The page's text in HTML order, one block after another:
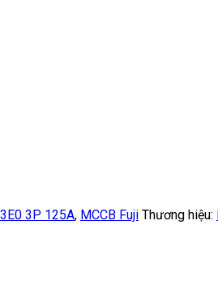
3P 125A, MCCB Fuji Thương hiệu: